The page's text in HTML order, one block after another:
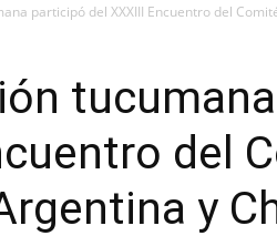
participó del XXXIII Encuentro del
del
y